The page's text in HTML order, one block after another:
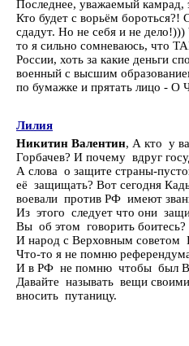
Последнее, уважаемый камрад,
Кто будет с ворьём бороться?!
сдадут. Но не себя и не дело!)))
то я сильно сомневаюсь,
России, хоть за какие деньги
военный с высшим
по бумажке и прятать лицо
Лилия
Никитин Валентин, А кто у
Горбачев? И почему вдруг
А слова о защите страны-
её защищать? Вот сегодня
воевали против РФ имеют
Из этого следует что они
Вы об этом говорить боитесь?
И народ с Верховным советом
Что-то я не помню
И в РФ не помню чтобы был
Давайте называть вещи
вносить путаницу.